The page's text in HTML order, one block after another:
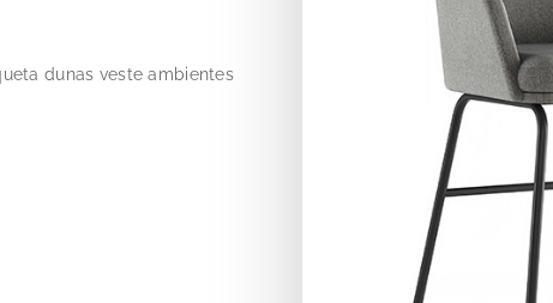
dunas veste ambientes